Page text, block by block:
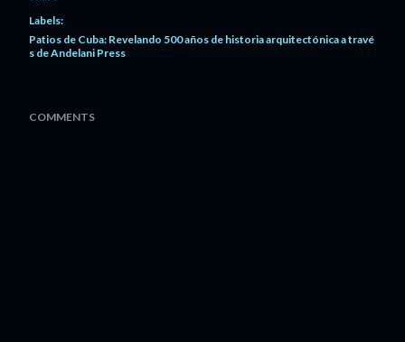
Labels:
Patios de Cuba: Revelando 500 años de historia arquitectónica a travé
s de Andelani Press
COMMENTS